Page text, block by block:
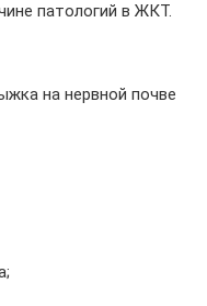
патологий в ЖКТ.
на нервной почве